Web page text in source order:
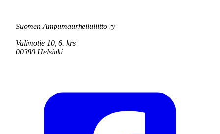
Suomen Ampumaurheiluliitto ry
Valimotie 10, 6. krs
00380 Helsinki